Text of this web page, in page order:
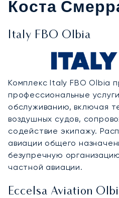
Коста
Italy FBO Olbia
Комплекс Italy FBO Olbia
профессиональные
обслуживанию, включая
воздушных судов,
содействие экипажу.
авиации общего
безупречную
частной авиации.
Eccelsa Aviation